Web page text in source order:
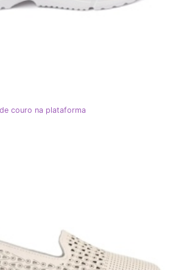
couro na plataforma